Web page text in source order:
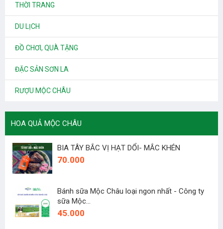
THỜI TRANG
DU LỊCH
ĐỒ CHƠI, QUÀ TẶNG
ĐẶC SẢN SƠN LA
RƯỢU MỘC CHÂU
HOA QUẢ MỘC CHÂU
BIA TÂY BẮC VỊ HẠT DỔI- MẮC KHÉN
70.000
Bánh sữa Mộc Châu loại ngon nhất - Công ty
sữa Mộc...
45.000